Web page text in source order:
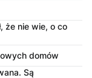
że nie wie, o co
domów
Są